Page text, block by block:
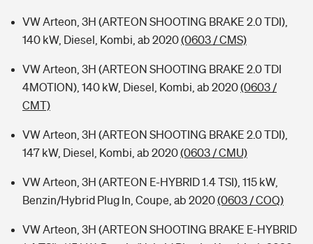
VW Arteon, 3H (ARTEON SHOOTING BRAKE 2.0 TDI),
140 kW, Diesel, Kombi, ab 2020(0603 / CMS)
VW Arteon, 3H (ARTEON SHOOTING BRAKE 2.0 TDI
4MOTION), 140 kW, Diesel, Kombi, ab 2020(0603 /
CMT)
VW Arteon, 3H (ARTEON SHOOTING BRAKE 2.0 TDI),
147 kW, Diesel, Kombi, ab 2020(0603 / CMU)
VW Arteon, 3H (ARTEON E-HYBRID 1.4 TSI), 115 kW,
Benzin/Hybrid Plug In, Coupe, ab 2020(0603 / COQ)
VW Arteon, 3H (ARTEON SHOOTING BRAKE E-HYBRID